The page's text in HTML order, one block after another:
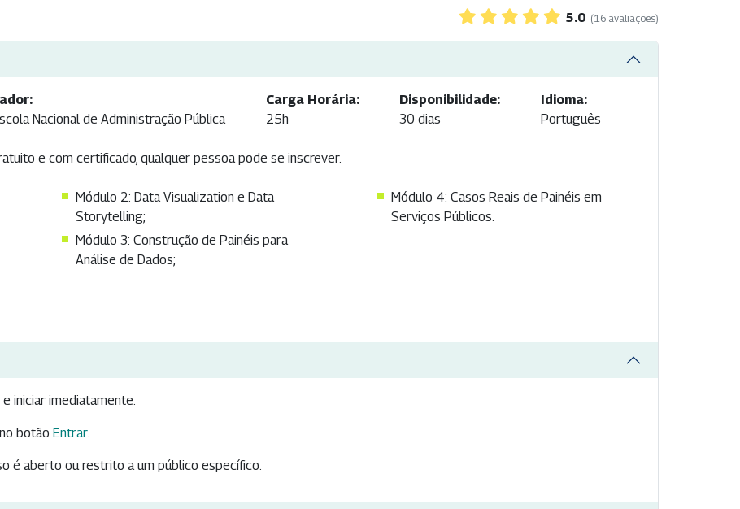
5.0 (16 avaliações)
Nacional de Administração Pública
Carga Horária:
25h
Disponibilidade:
30 dias
Idioma:
Português
e com certificado, qualquer pessoa pode se inscrever.
Módulo 2: Data Visualization e Data
Storytelling;
Módulo 3: Construção de Painéis para
Análise de Dados;
Módulo 4: Casos Reais de Painéis em
Serviços Públicos.
iniciar imediatamente.
no botão Entrar.
é aberto ou restrito a um público específico.